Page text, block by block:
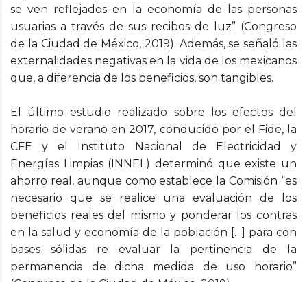
se ven reflejados en la economía de las personas
usuarias a través de sus recibos de luz” (Congreso
de la Ciudad de México, 2019). Además, se señaló las
externalidades negativas en la vida de los mexicanos
que, a diferencia de los beneficios, son tangibles.
El último estudio realizado sobre los efectos del
horario de verano en 2017, conducido por el Fide, la
CFE y el Instituto Nacional de Electricidad y
Energías Limpias (INNEL) determinó que existe un
ahorro real, aunque como establece la Comisión “es
necesario que se realice una evaluación de los
beneficios reales del mismo y ponderar los contras
en la salud y economía de la población […] para con
bases sólidas re evaluar la pertinencia de la
permanencia de dicha medida de uso horario”